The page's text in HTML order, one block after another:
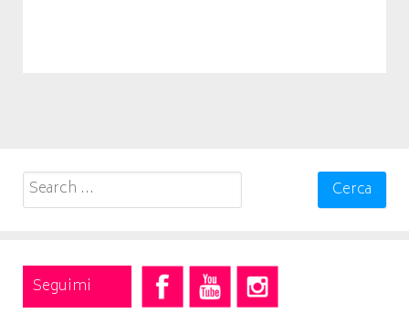
Search
for:
Seguimi